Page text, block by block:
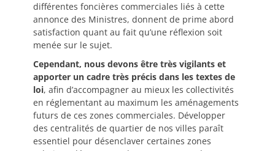
différentes foncières commerciales liés à cette
annonce des Ministres, donnent de prime abord
satisfaction quant au fait qu’une réflexion soit
menée sur le sujet.
Cependant, nous devons être très vigilants et
apporter un cadre très précis dans les textes de
loi, afin d’accompagner au mieux les collectivités
en réglementant au maximum les aménagements
futurs de ces zones commerciales. Développer
des centralités de quartier de nos villes paraît
essentiel pour désenclaver certaines zones